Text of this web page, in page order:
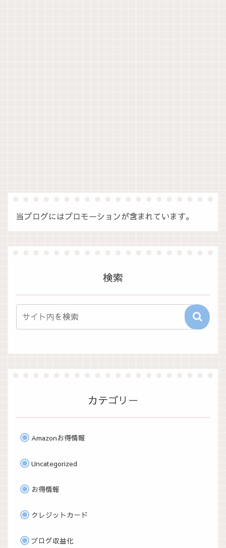
当ブログにはプロモーションが含まれています。
検索
カテゴリー
Amazonお得情報
Uncategorized
お得情報
クレジットカード
ブログ収益化